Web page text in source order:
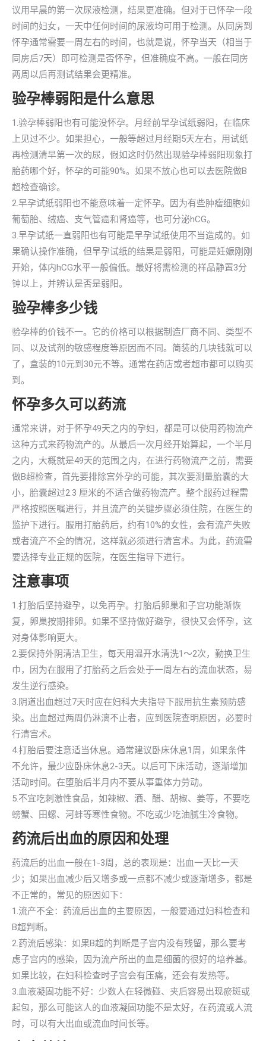
议用早晨的第一次尿液检测，结果更准确。但对于已怀孕一段
时间的妇女，一天中任何时间的尿液均可用于检测。从同房到
怀孕通常需要一周左右的时间，也就是说，怀孕当天（相当于
同房后7天）即可检测是否怀孕，但准确度不高。一般在同房
两周以后再测试结果会更精准。
验孕棒弱阳是什么意思
1.验孕棒弱阳也有可能没怀孕。月经前早孕试纸弱阳，在临床
上见过不少。如果担心，一般等超过月经期5天左右，用试纸
再检测清早第一次的尿，假如这时仍然出现验孕棒弱阳现象打
胎药哪个好，怀孕的可能90%。如果不放心也可以去医院做B
超检查确诊。
2.早孕试纸弱阳也不能意味着一定怀孕。因为有些肿瘤细胞如
葡萄胎、绒癌、支气管癌和肾癌等，也可分泌hCG。
3.早孕试纸一直弱阳也有可能是早孕试纸使用不当造成的。如
果确认操作准确，但早孕试纸的结果是弱阳，可能是妊娠刚刚
开始，体内hCG水平一般偏低。最好将需检测的样品静置3分
钟以上，并辨认是否是弱阳。
验孕棒多少钱
验孕棒的价钱不一。它的价格可以根据制造厂商不同、类型不
同、以及试剂的敏感程度等原因而不同。简装的几块钱就可以
了，盒装的10元到30元不等。通常在药店或者超市都可以购买
到。
怀孕多久可以药流
通常来讲，对于怀孕49天之内的孕妇，都是可以使用药物流产
这种方式来药物流产的。从最后一次月经开始算起，一个半月
之内，大概就是49天的范围之内，在进行药物流产之前，需要
做B超检查，首先要排除宫外孕的可能，其次要测量胎囊的大
小，胎囊超过2.3 厘米的不适合做药物流产。整个服药过程需
严格按照医嘱进行，并且流产的关键步骤必须住院，在医生的
监护下进行。服用打胎药后，约有10%的女性，会有流产失败
或者流产不全的情况，这样就必须进行清宫术。为此，药流需
要选择专业正规的医院，在医生指导下进行。
注意事项
1.打胎后坚持避孕，以免再孕。打胎后卵巢和子宫功能渐恢
复，卵巢按期排卵。如果不坚持做好避孕，很快又会怀孕，这
对身体影响更大。
2.要保持外阴清洁卫生，每天用温开水清洗1～2次，勤换卫生
巾，因为在服用了打胎药之后会处于一周左右的流血状态，易
发生逆行感染。
3.阴道出血超过7天时应在妇科大夫指导下服用抗生素预防感
染。出血超过两周仍淋漓不止者，应到医院查明原因，必要时
行清宫术。
4.打胎后要注意适当休息。通常建议卧床休息1周，如果条件
不允许，最少应卧床休息2-3天。以后可下床活动，逐渐增加
活动时间。在堕胎后半月内不要从事重体力劳动。
5.不宜吃刺激性食品，如辣椒、酒、醋、胡椒、姜等，不要吃
螃蟹、田螺、河蚌等寒性食物。不吃或少吃油腻生冷食物。
药流后出血的原因和处理
药流后的出血一般在1-3周，总的表现是：出血一天比一天
少；如果出血减少后又增多或一点都不减少或逐渐增多，都是
不正常的，常见的原因如下：
1.流产不全：药流后出血的主要原因，一般要通过妇科检查和
B超判断。
2.药流后感染：如果B超的判断是子宫内没有残留，那么要考
虑子宫内的感染，因为流产所出的血是细菌的很好的培养基。
如果比较，在妇科检查时子宫会有压痛，还会有发热等。
3.血液凝固功能不好：少数人在轻微碰、夹后容易出现瘀斑或
起包，那么可能这人的血液凝固功能不是太好，在药流或人流
时，可以有大出血或流血时间长等。